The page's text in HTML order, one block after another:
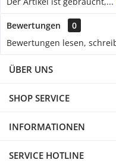
Bewertungen
0
Bewertungen lesen,
ÜBER UNS
SHOP SERVICE
INFORMATIONEN
SERVICE HOTLINE